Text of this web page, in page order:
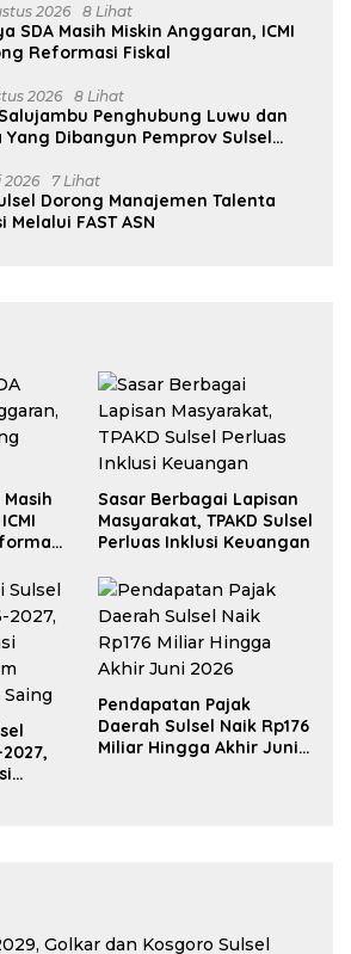
2026 8 Lihat
SDA Masih Miskin Anggaran, ICMI
Reformasi Fiskal
2026 8 Lihat
Penghubung Luwu dan
Yang Dibangun Pemprov Sulsel
2026 7 Lihat
Dorong Manajemen Talenta
FAST ASN
Sasar Berbagai Lapisan
Masyarakat, TPAKD Sulsel
Perluas Inklusi Keuangan
Pendapatan Pajak
Daerah Sulsel Naik Rp176
Miliar Hingga Akhir Juni